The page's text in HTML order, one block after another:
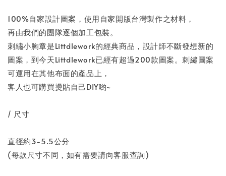
100%自家設計圖案，使用自家開版台灣製作之材料，
再由我們的團隊逐個加工包裝。
刺繡小胸章是Littdlework的經典商品，設計師不斷發想新的
圖案，到今天Littdlework已經有超過200款圖案。刺繡圖案
可運用在其他布面的產品上，
客人也可購買燙貼自己DIY喲~
/ 尺寸
直徑約3-5.5公分
(每款尺寸不同，如有需要請向客服查詢)